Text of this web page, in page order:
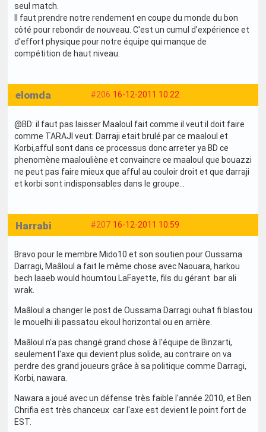
seul match.
Il faut prendre notre rendement en coupe du monde du bon
côté pour rebondir de nouveau. C'est un cumul d'expérience et
d'effort physique pour notre équipe qui manque de
compétition de haut niveau.
#206 16-12-2011 10:22
elomda
@BD: il faut pas laisser Maaloul fait comme il veut:il doit faire
comme TARAJI veut: Darraji etait brulé par ce maaloul et
Korbi,afful sont dans ce processus donc arreter ya BD ce
phenomène maalouliène et convaincre ce maaloul que bouazzi
ne peut pas faire mieux que afful au couloir droit et que darraji
et korbi sont indisponsables dans le groupe...
#207 16-12-2011 10:59
Harrabi
Bravo pour le membre Mido10 et son soutien pour Oussama
Darragi, Maâloul a fait le même chose avec Naouara, harkou
bech laaeb would houmtou LaFayette, fils du gérant bar ali
wrak.
Maâloul a changer le post de Oussama Darragi ouhat fi blastou
le mouelhi ili passatou ekoul horizontal ou en arrière.
Maâloul n'a pas changé grand chose à l'équipe de Binzarti,
seulement l'axe qui devient plus solide, au contraire on va
perdre des grand joueurs grâce à sa politique comme Darragi,
Korbi, nawara.
Nawara a joué avec un défense très faible l'année 2010, et Ben
Chrifia est très chanceux car l'axe est devient le point fort de
EST.